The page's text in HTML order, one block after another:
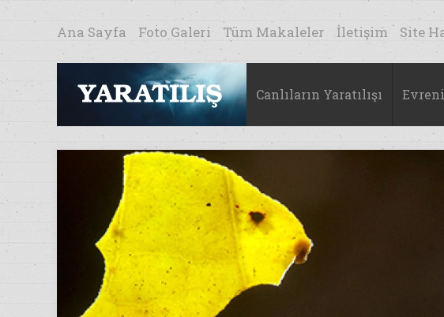
Ana Sayfa Foto Galeri Tüm Makaleler İletişim Site
Canlıların Yaratılışı